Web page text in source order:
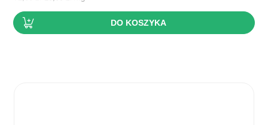
wynosiła:wynosi:
7,09 zł.DO KOSZYKA